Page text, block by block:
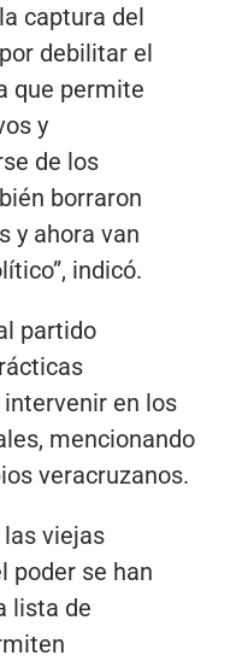
captura del
debilitar el
que permite
y
de los
borraron
y ahora van
indicó.
partido
en los
mencionando
veracruzanos.
las viejas
poder se han
lista de